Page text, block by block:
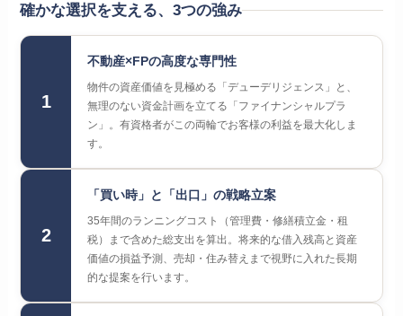
確かな選択を支える、3つの強み
1
不動産×FPの高度な専門性
物件の資産価値を見極める「デューデリジェンス」と、
無理のない資金計画を立てる「ファイナンシャルプラ
ン」。有資格者がこの両輪でお客様の利益を最大化しま
す。
2
「買い時」と「出口」の戦略立案
35年間のランニングコスト（管理費・修繕積立金・租
税）まで含めた総支出を算出。将来的な借入残高と資産
価値の損益予測、売却・住み替えまで視野に入れた長期
的な提案を行います。